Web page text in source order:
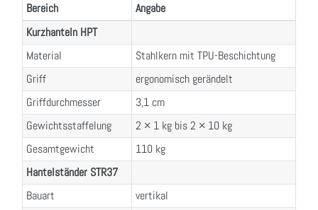
Bereich
Angabe
Kurzhanteln HPT
Material
Stahlkern mit TPU-Beschichtung
Griff
ergonomisch gerändelt
Griffdurchmesser
3,1 cm
Gewichtsstaffelung
2 × 1 kg bis 2 × 10 kg
Gesamtgewicht
110 kg
Hantelständer STR37
Bauart
vertikal